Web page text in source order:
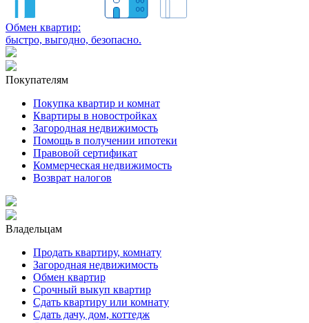
Обмен квартир:
быстро, выгодно, безопасно.
Покупателям
Покупка квартир и комнат
Квартиры в новостройках
Загородная недвижимость
Помощь в получении ипотеки
Правовой сертификат
Коммерческая недвижимость
Возврат налогов
Владельцам
Продать квартиру, комнату
Загородная недвижимость
Обмен квартир
Срочный выкуп квартир
Сдать квартиру или комнату
Сдать дачу, дом, коттедж